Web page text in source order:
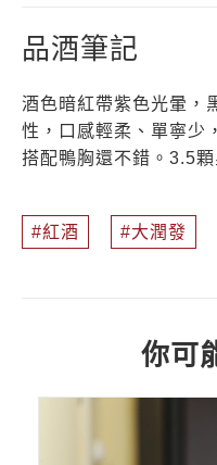
品酒筆記
酒色暗紅帶紫色光暈，
性，口感輕柔、單寧少
搭配鴨胸還不錯。3.5顆
紅酒 大潤發
你可